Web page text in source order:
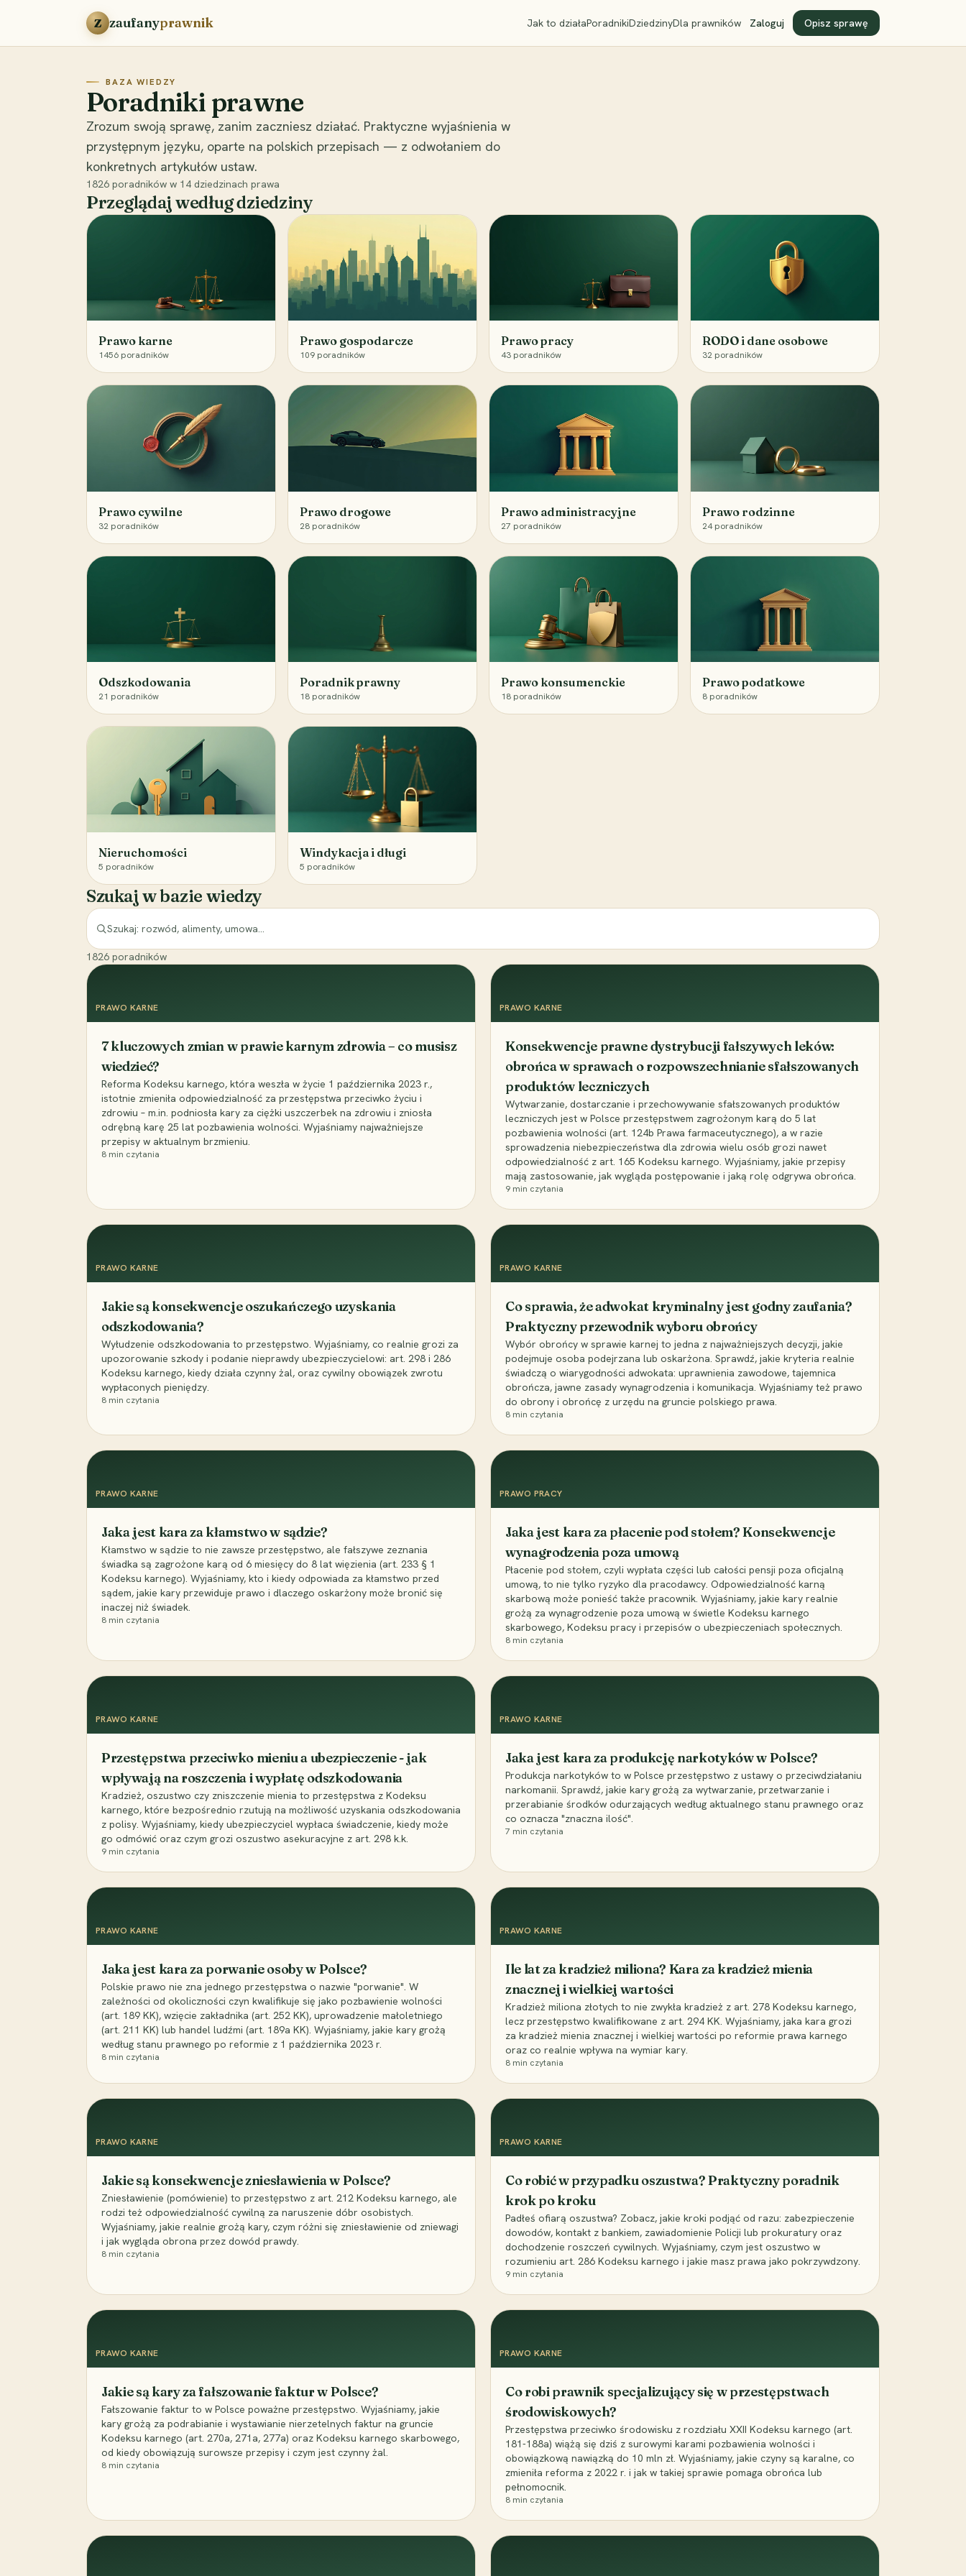
Przejdź do treści
Z zaufanyprawnik Jak to działaPoradnikiDziedzinyDla prawników Zaloguj Opisz sprawę
BAZA WIEDZY
Poradniki prawne
Zrozum swoją sprawę, zanim zaczniesz działać. Praktyczne wyjaśnienia w
przystępnym języku, oparte na polskich przepisach — z odwołaniem do
konkretnych artykułów ustaw.
1826 poradników w 14 dziedzinach prawa
Przeglądaj według dziedziny
Prawo karne
1456 poradników
Prawo gospodarcze
109 poradników
Prawo pracy
43 poradników
RODO i dane osobowe
32 poradników
Prawo cywilne
32 poradników
Prawo drogowe
28 poradników
Prawo administracyjne
27 poradników
Prawo rodzinne
24 poradników
Odszkodowania
21 poradników
Poradnik prawny
18 poradników
Prawo konsumenckie
18 poradników
Prawo podatkowe
8 poradników
Nieruchomości
5 poradników
Windykacja i długi
5 poradników
Szukaj w bazie wiedzy
1826 poradników
PRAWO KARNE
7 kluczowych zmian w prawie karnym zdrowia – co musisz
wiedzieć?
Reforma Kodeksu karnego, która weszła w życie 1 października 2023 r.,
istotnie zmieniła odpowiedzialność za przestępstwa przeciwko życiu i
zdrowiu – m.in. podniosła kary za ciężki uszczerbek na zdrowiu i zniosła
odrębną karę 25 lat pozbawienia wolności. Wyjaśniamy najważniejsze
przepisy w aktualnym brzmieniu.
8 min czytania
PRAWO KARNE
Konsekwencje prawne dystrybucji fałszywych leków:
obrońca w sprawach o rozpowszechnianie sfałszowanych
produktów leczniczych
Wytwarzanie, dostarczanie i przechowywanie sfałszowanych produktów
leczniczych jest w Polsce przestępstwem zagrożonym karą do 5 lat
pozbawienia wolności (art. 124b Prawa farmaceutycznego), a w razie
sprowadzenia niebezpieczeństwa dla zdrowia wielu osób grozi nawet
odpowiedzialność z art. 165 Kodeksu karnego. Wyjaśniamy, jakie przepisy
mają zastosowanie, jak wygląda postępowanie i jaką rolę odgrywa obrońca.
9 min czytania
PRAWO KARNE
Jakie są konsekwencje oszukańczego uzyskania
odszkodowania?
Wyłudzenie odszkodowania to przestępstwo. Wyjaśniamy, co realnie grozi za
upozorowanie szkody i podanie nieprawdy ubezpieczycielowi: art. 298 i 286
Kodeksu karnego, kiedy działa czynny żal, oraz cywilny obowiązek zwrotu
wypłaconych pieniędzy.
8 min czytania
PRAWO KARNE
Co sprawia, że adwokat kryminalny jest godny zaufania?
Praktyczny przewodnik wyboru obrońcy
Wybór obrońcy w sprawie karnej to jedna z najważniejszych decyzji, jakie
podejmuje osoba podejrzana lub oskarżona. Sprawdź, jakie kryteria realnie
świadczą o wiarygodności adwokata: uprawnienia zawodowe, tajemnica
obrończa, jawne zasady wynagrodzenia i komunikacja. Wyjaśniamy też prawo
do obrony i obrońcę z urzędu na gruncie polskiego prawa.
8 min czytania
PRAWO KARNE
Jaka jest kara za kłamstwo w sądzie?
Kłamstwo w sądzie to nie zawsze przestępstwo, ale fałszywe zeznania
świadka są zagrożone karą od 6 miesięcy do 8 lat więzienia (art. 233 § 1
Kodeksu karnego). Wyjaśniamy, kto i kiedy odpowiada za kłamstwo przed
sądem, jakie kary przewiduje prawo i dlaczego oskarżony może bronić się
inaczej niż świadek.
8 min czytania
PRAWO PRACY
Jaka jest kara za płacenie pod stołem? Konsekwencje
wynagrodzenia poza umową
Płacenie pod stołem, czyli wypłata części lub całości pensji poza oficjalną
umową, to nie tylko ryzyko dla pracodawcy. Odpowiedzialność karną
skarbową może ponieść także pracownik. Wyjaśniamy, jakie kary realnie
grożą za wynagrodzenie poza umową w świetle Kodeksu karnego
skarbowego, Kodeksu pracy i przepisów o ubezpieczeniach społecznych.
8 min czytania
PRAWO KARNE
Przestępstwa przeciwko mieniu a ubezpieczenie - jak
wpływają na roszczenia i wypłatę odszkodowania
Kradzież, oszustwo czy zniszczenie mienia to przestępstwa z Kodeksu
karnego, które bezpośrednio rzutują na możliwość uzyskania odszkodowania
z polisy. Wyjaśniamy, kiedy ubezpieczyciel wypłaca świadczenie, kiedy może
go odmówić oraz czym grozi oszustwo asekuracyjne z art. 298 k.k.
9 min czytania
PRAWO KARNE
Jaka jest kara za produkcję narkotyków w Polsce?
Produkcja narkotyków to w Polsce przestępstwo z ustawy o przeciwdziałaniu
narkomanii. Sprawdź, jakie kary grożą za wytwarzanie, przetwarzanie i
przerabianie środków odurzających według aktualnego stanu prawnego oraz
co oznacza "znaczna ilość".
7 min czytania
PRAWO KARNE
Jaka jest kara za porwanie osoby w Polsce?
Polskie prawo nie zna jednego przestępstwa o nazwie "porwanie". W
zależności od okoliczności czyn kwalifikuje się jako pozbawienie wolności
(art. 189 KK), wzięcie zakładnika (art. 252 KK), uprowadzenie małoletniego
(art. 211 KK) lub handel ludźmi (art. 189a KK). Wyjaśniamy, jakie kary grożą
według stanu prawnego po reformie z 1 października 2023 r.
8 min czytania
PRAWO KARNE
Ile lat za kradzież miliona? Kara za kradzież mienia
znacznej i wielkiej wartości
Kradzież miliona złotych to nie zwykła kradzież z art. 278 Kodeksu karnego,
lecz przestępstwo kwalifikowane z art. 294 KK. Wyjaśniamy, jaka kara grozi
za kradzież mienia znacznej i wielkiej wartości po reformie prawa karnego
oraz co realnie wpływa na wymiar kary.
8 min czytania
PRAWO KARNE
Jakie są konsekwencje zniesławienia w Polsce?
Zniesławienie (pomówienie) to przestępstwo z art. 212 Kodeksu karnego, ale
rodzi też odpowiedzialność cywilną za naruszenie dóbr osobistych.
Wyjaśniamy, jakie realnie grożą kary, czym różni się zniesławienie od zniewagi
i jak wygląda obrona przez dowód prawdy.
8 min czytania
PRAWO KARNE
Co robić w przypadku oszustwa? Praktyczny poradnik
krok po kroku
Padłeś ofiarą oszustwa? Zobacz, jakie kroki podjąć od razu: zabezpieczenie
dowodów, kontakt z bankiem, zawiadomienie Policji lub prokuratury oraz
dochodzenie roszczeń cywilnych. Wyjaśniamy, czym jest oszustwo w
rozumieniu art. 286 Kodeksu karnego i jakie masz prawa jako pokrzywdzony.
9 min czytania
PRAWO KARNE
Jakie są kary za fałszowanie faktur w Polsce?
Fałszowanie faktur to w Polsce poważne przestępstwo. Wyjaśniamy, jakie
kary grożą za podrabianie i wystawianie nierzetelnych faktur na gruncie
Kodeksu karnego (art. 270a, 271a, 277a) oraz Kodeksu karnego skarbowego,
od kiedy obowiązują surowsze przepisy i czym jest czynny żal.
8 min czytania
PRAWO KARNE
Co robi prawnik specjalizujący się w przestępstwach
środowiskowych?
Przestępstwa przeciwko środowisku z rozdziału XXII Kodeksu karnego (art.
181-188a) wiążą się dziś z surowymi karami pozbawienia wolności i
obowiązkową nawiązką do 10 mln zł. Wyjaśniamy, jakie czyny są karalne, co
zmieniła reforma z 2022 r. i jak w takiej sprawie pomaga obrońca lub
pełnomocnik.
8 min czytania